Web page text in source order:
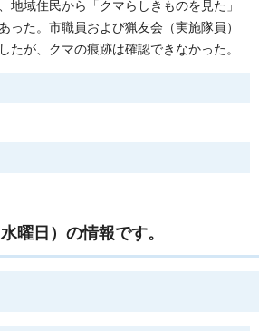
地域住民から「クマらしきものを見た」
った。市職員および猟友会（実施隊員）
たが、クマの痕跡は確認できなかった。
曜日）の情報です。